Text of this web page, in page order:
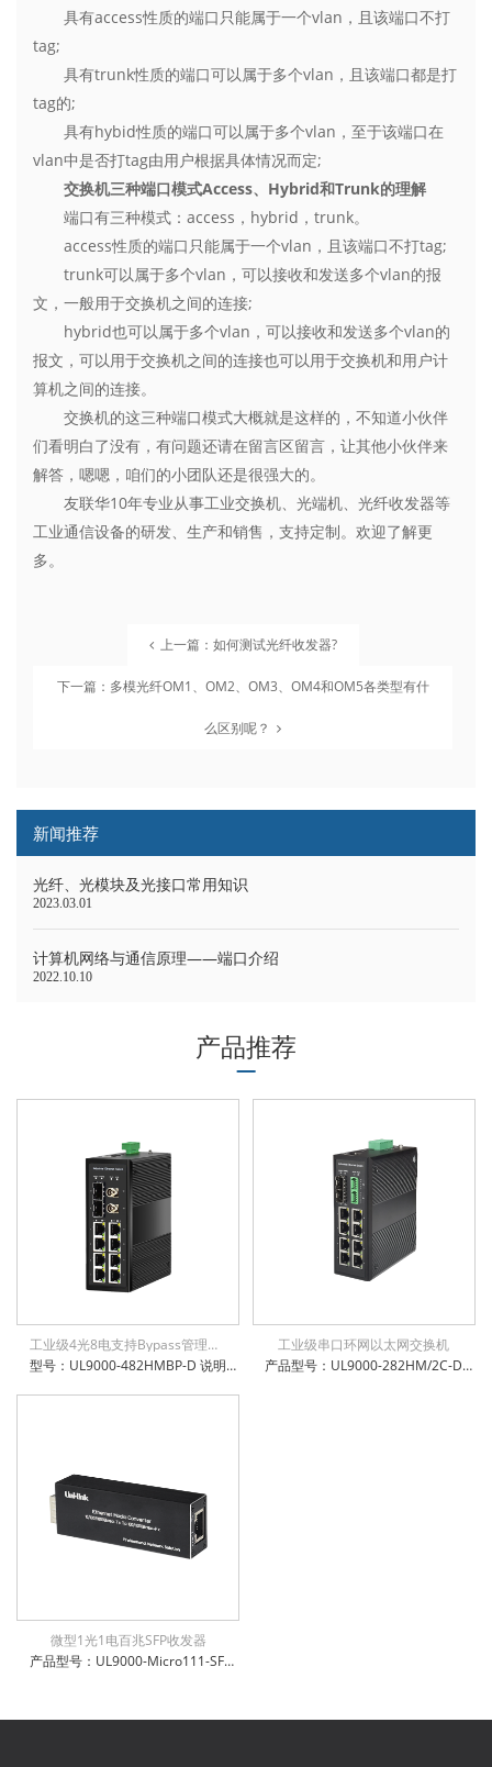
具有access性质的端口只能属于一个vlan，且该端口不打
tag;
具有trunk性质的端口可以属于多个vlan，且该端口都是打
tag的;
具有hybid性质的端口可以属于多个vlan，至于该端口在
vlan中是否打tag由用户根据具体情况而定;
交换机三种端口模式Access、Hybrid和Trunk的理解
端口有三种模式：access，hybrid，trunk。
access性质的端口只能属于一个vlan，且该端口不打tag;
trunk可以属于多个vlan，可以接收和发送多个vlan的报
文，一般用于交换机之间的连接;
hybrid也可以属于多个vlan，可以接收和发送多个vlan的
报文，可以用于交换机之间的连接也可以用于交换机和用户计
算机之间的连接。
交换机的这三种端口模式大概就是这样的，不知道小伙伴
们看明白了没有，有问题还请在留言区留言，让其他小伙伴来
解答，嗯嗯，咱们的小团队还是很强大的。
友联华10年专业从事工业交换机、光端机、光纤收发器等
工业通信设备的研发、生产和销售，支持定制。欢迎了解更
多。
上一篇：如何测试光纤收发器?
下一篇：多模光纤OM1、OM2、OM3、OM4和OM5各类型有什
么区别呢？
新闻推荐
光纤、光模块及光接口常用知识
2023.03.01
计算机网络与通信原理——端口介绍
2022.10.10
产品推荐
工业级4光8电支持Bypass管理型环网交换机
型号：UL9000-482HMBP-D 说明：工业级8x10/100/1000Base-T + 4x100/1000Base-X SFP 管理型交换机，支持旁路Bypass功能，环网自愈时间小于15ms，6KV防浪涌保护，通过公安部、交通部、电信进网许可检测，支持STP/RSTP/MSTP, EAPS/ERPS
工业级串口环网以太网交换机
产品型号：UL9000-282HM/2C-D 产品名称：工业级8千兆电 + 2千兆SFP光口+2xRS232/485/422 串口管理型交换机 多重管理模式：支持CLI/WEB/SNMP管理方式 支持掉电、断光纤、断网线、超低高温等告警功能，方便运维 支持16K字节巨帧传输，兼容各种扩展协议 支持IEEE802.3az高效节能以太网技术 支持IPv6协议，支持IEEE1855 V2协议透传 支持STP/RSTP/MSTP, EAPS/ERPS，环网自愈时间小于15ms 防雷防静电：6KV防浪涌保护，接触放电8KV，空气放电15KV 电源输入极性保护设计，反接无忧 权威检测：公安部、交通部、电信进网许可等 IP-40防护等级，防尘防潮无忧
微型1光1电百兆SFP收发器
产品型号：UL9000-Micro111-SFP 产品名称：微型1光1电百兆收发器，SFP 支持5~15VDC宽电压输入 电口支持全/半双工方式、MDI/MDI-X自动侦测 光口支持单模、多模、单纤、双纤 微型机身，工作温度-10℃~ +50℃ 防雷防静电：6KV防浪涌保护，接触放电8KV，空气放电15KV 电源输入极性保护设计，反接无忧 权威检测：公安部、交通部、电信进网许可等 IP-40防护等级，防尘防潮无忧